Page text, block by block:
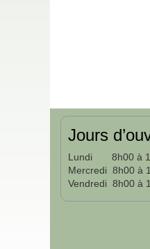
Jours
Lundi 8h00 à
Mercredi 8h00 à
Vendredi 8h00 à